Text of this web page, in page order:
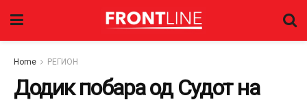
Home РЕГИОН
Додик побара од Судот на